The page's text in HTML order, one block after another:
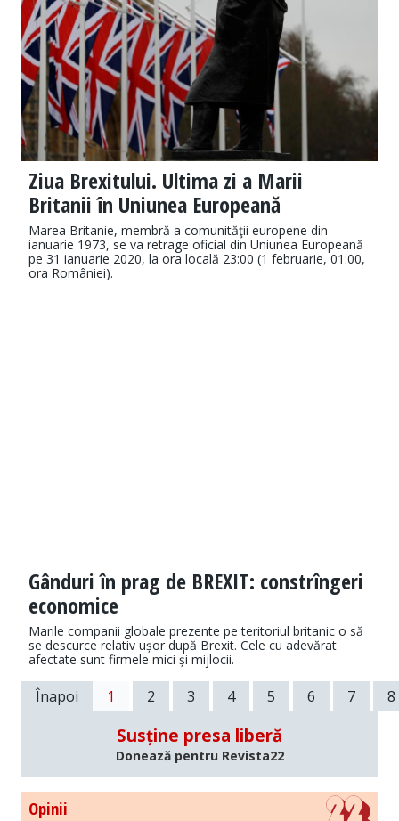
Ziua Brexitului. Ultima zi a Marii
Britanii în Uniunea Europeană
Marea Britanie, membră a comunităţii europene din
ianuarie 1973, se va retrage oficial din Uniunea Europeană
pe 31 ianuarie 2020, la ora locală 23:00 (1 februarie, 01:00,
ora României).
Gânduri în prag de BREXIT: constrîngeri
economice
Marile companii globale prezente pe teritoriul britanic o să
se descurce relativ ușor după Brexit. Cele cu adevărat
afectate sunt firmele mici și mijlocii.
Înapoi 1 2 3 4 5 6 7 8
Susține presa liberă
Donează pentru Revista22
Opinii